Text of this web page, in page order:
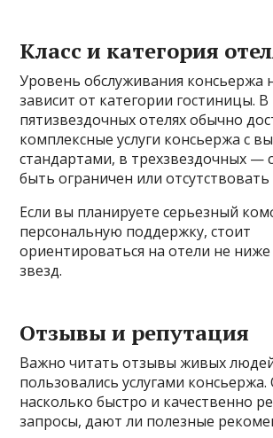
Класс и категория
Уровень обслуживания консьержа
зависит от категории гостиницы. В
пятизвездочных отелях обычно
комплексные услуги консьержа с
стандартами, в трехзвездочных —
быть ограничен или отсутствовать
Если вы планируете серьезный
персональную поддержку, стоит
ориентироваться на отели не
звезд.
Отзывы и репутация
Важно читать отзывы живых
пользовались услугами консьержа.
насколько быстро и качественно
запросы, дают ли полезные